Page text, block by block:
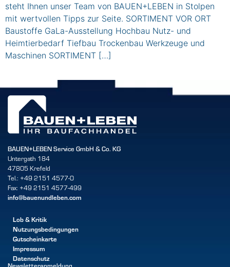
steht Ihnen unser Team von BAUEN+LEBEN in Stolpen
mit wertvollen Tipps zur Seite. SORTIMENT VOR ORT
Baustoffe GaLa-Ausstellung Hochbau Nutz- und
Heimtierbedarf Tiefbau Trockenbau Werkzeuge und
Maschinen SORTIMENT […]
BAUEN+LEBEN Service GmbH & Co. KG
Untergath 184
47805 Krefeld
Tel.: +49 2151 4577-0
Fax: +49 2151 4577-499
info@bauenundleben.com
Lob & Kritik
Nutzungsbedingungen
Gutscheinkarte
Impressum
Datenschutz
Newsletteranmeldung